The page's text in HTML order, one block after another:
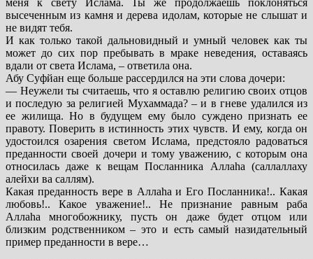
меня к свету Ислама. Ты же продолжаешь поклоняться
высеченным из камня и дерева идолам, которые не слышат и
не видят тебя.
И как только такой дальновидный и умный человек как ты
может до сих пор пребывать в мраке неведения, оставаясь
вдали от света Ислама, – ответила она.
Абу Суфйан еще больше рассердился на эти слова дочери:
— Неужели ты считаешь, что я оставлю религию своих отцов
и последую за религией Мухаммада? – и в гневе удалился из
ее жилища. Но в будущем ему было суждено признать ее
правоту. Поверить в истинность этих чувств. И ему, когда он
удостоился озарения светом Ислама, предстояло радоваться
преданности своей дочери и тому уважению, с которым она
относилась даже к вещам Посланника Аллаhа (саллаллаху
алейхи ва саллям).
Какая преданность вере в Аллаhа и Его Посланника!.. Какая
любовь!.. Какое уважение!.. Не признание равным раба
Аллаhа многобожнику, пусть он даже будет отцом или
близким родственником – это и есть самый назидательный
пример преданности в вере…